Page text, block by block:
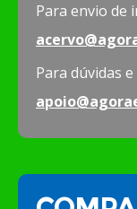
Para envio de
Para dúvidas